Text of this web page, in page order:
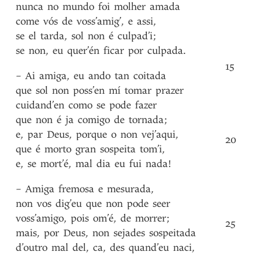
nunca no mundo foi molher amada
come vós de voss’amig’, e assi,
se el tarda, sol non é culpad’i;
se non, eu quer’én ficar por culpada.
– Ai amiga, eu ando tan coitada
que sol non poss’en mí tomar prazer
cuidand’en como se pode fazer
que non é ja comigo de tornada;
e, par Deus, porque o non vej’aqui,
que é morto gran sospeita tom’i,
e, se mort’é, mal dia eu fui nada!
– Amiga fremosa e mesurada,
non vos dig’eu que non pode seer
voss’amigo, pois om’é, de morrer;
mais, por Deus, non sejades sospeitada
d’outro mal del, ca, des quand’eu naci,
15
20
25